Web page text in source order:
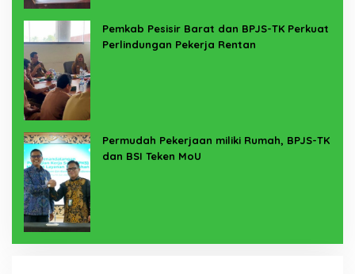
Pemkab Pesisir Barat dan BPJS-TK Perkuat
Perlindungan Pekerja Rentan
Permudah Pekerjaan miliki Rumah, BPJS-TK
dan BSI Teken MoU